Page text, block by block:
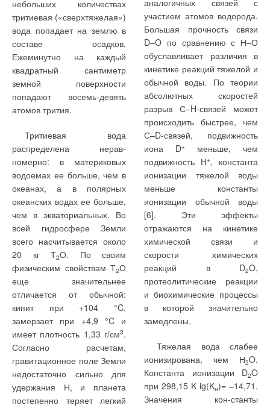
небольших количествах
тритиевая («сверхтяжелая»)
вода попадает на землю в
составе осадков.
Ежеминутно на каждый
квадратный сантиметр
земной поверхности
попадают восемь-девять
атомов трития.
Тритиевая вода
распределена нерав-
номерно: в материковых
водоемах ее больше, чем в
океанах, а в полярных
океанских водах ее больше,
чем в экваториальных. Во
всей гидросфере Земли
всего насчитывается около
20 кг Т2О. По своим
физическим свойствам Т2О
еще значительнее
отличается от обычной:
кипит при +104 °C,
замерзает при +4,9 °C и
имеет плотность 1,33 г/см3.
Согласно расчетам,
гравитационное поле Земли
недостаточно сильно для
удержания Н, и планета
постепенно теряет легкий
аналогичных связей с
участием атомов водорода.
Большая прочность связи
D–O по сравнению с Н–О
обуславливает различия в
кинетике реакций тяжелой и
обычной воды. По теории
абсолютных скоростей
разрыв С–H-связей может
происходить быстрее, чем
С–D-связей, подвижность
иона D+
меньше, чем
подвижность Н+, константа
ионизации тяжелой воды
меньше константы
ионизации обычной воды
[6]. Эти эффекты
отражаются на кинетике
химической связи и
скорости химических
реакций в D2O,
протеолитические реакции
и биохимические процессы
в которой значительно
замедлены.
Тяжелая вода слабее
ионизирована, чем Н2O.
Константа ионизации D2O
при 298,15 K lg(Kн)= –14,71.
Значения кон-станты
Статистическая
обработка данных,
представленных на рис. 4,
дает для рассматриваемой
конструкции среднее
значение fотк, равное 1,329
отклонении ± 0,103, или в
относительном выражении
± 7,75 %. Это сопоставимо с
погрешностью
используемых
измерительных приборов.
Для сопоставления с
теоретической
зависимостью,
изображенной на рис. 2,
следует вычислить
фактическое отношение
Rо/Rв. Для наружной стены
значение Rо, вычисленное с
использованием
экспериментальных tв, tни q
по формуле:
откуда:
что дает по рис. 2 f отк
Таким образом,
расхождение
экспериментального и
теоретического уровня f
оказывается равным
примерно 3,8 %, что даже
меньше заявленной
инструментальной
погрешности и,
следовательно, не может
быть признано
существенным. Именно
поэтому полученные в [2]
теоретические результаты
для f
достаточно удачно
подтверждаются данными
измерений и могут быть
рекомендованы для
использования в
инженерной практике.